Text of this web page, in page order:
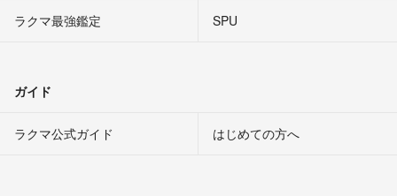
ラクマ最強鑑定
SPU
ガイド
ラクマ公式ガイド はじめての方へ